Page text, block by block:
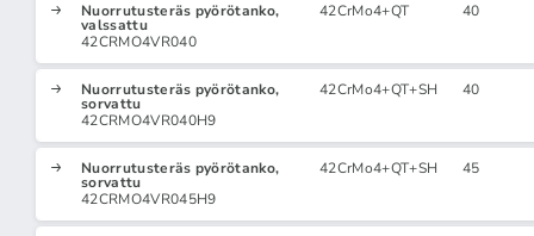
Nuorrutusteräs pyörötanko,
valssattu
42CRMO4VR040
42CrMo4+QT 40
Nuorrutusteräs pyörötanko,
sorvattu
42CRMO4VR040H9
42CrMo4+QT+SH 40
Nuorrutusteräs pyörötanko,
sorvattu
42CRMO4VR045H9
42CrMo4+QT+SH 45